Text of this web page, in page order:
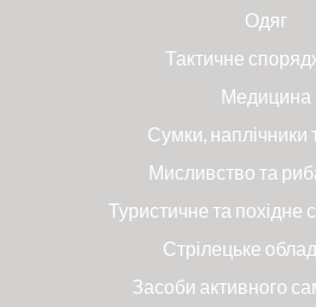
Одяг
Тактичне
Медицина
Сумки, наплічники
Мисливство та
Туристичне та похідне
Стрілецьке
Засоби активного